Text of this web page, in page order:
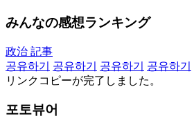
みんなの感想ランキング
政治 記事
공유하기
공유하기 공유하기 공유하기
リンクコピーが完了しました。
포토뷰어